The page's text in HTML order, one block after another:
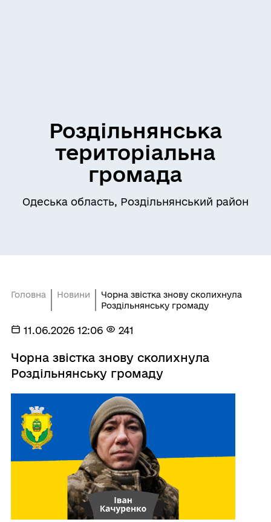
Роздільнянська
територіальна
громада
Одеська область, Роздільнянський район
Головна Новини
Чорна звістка знову сколихнула
Роздільнянську громаду
11.06.2026 12:06 241
Чорна звістка знову сколихнула
Роздільнянську громаду